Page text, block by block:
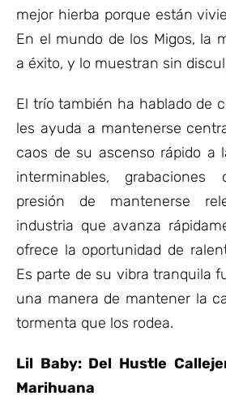
mejor hierba porque están
En el mundo de los Migos, la
a éxito, y lo muestran sin
El trío también ha hablado de
les ayuda a mantenerse
caos de su ascenso rápido a
interminables,
presión de mantenerse
industria que avanza
ofrece la oportunidad de
Es parte de su vibra tranquila
una manera de mantener la
tormenta que los rodea.
Lil Baby: Del Hustle
Marihuana